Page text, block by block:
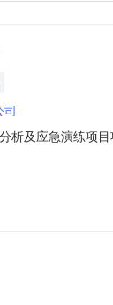
及应急演练项
采购人未使用